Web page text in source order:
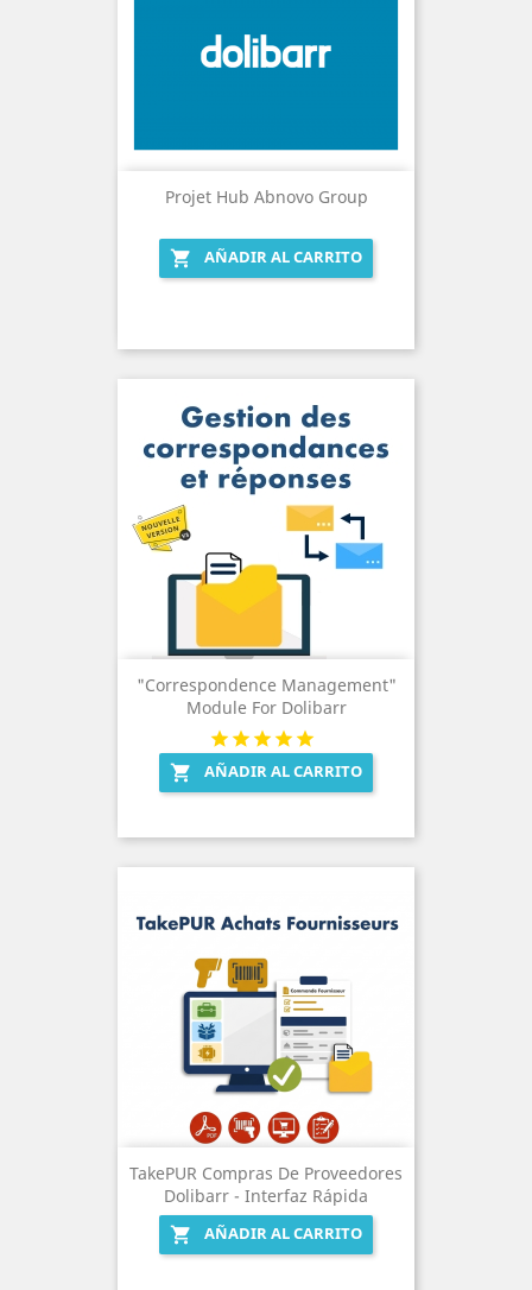
Projet Hub Abnovo Group
 AÑADIR AL CARRITO
"Correspondence Management"
Module For Dolibarr
 AÑADIR AL CARRITO
TakePUR Compras De Proveedores
Dolibarr - Interfaz Rápida

AÑADIR AL CARRITO